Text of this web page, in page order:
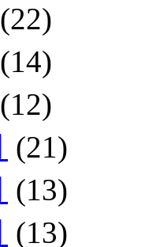
(22)
(14)
(12)
(21)
(13)
(13)